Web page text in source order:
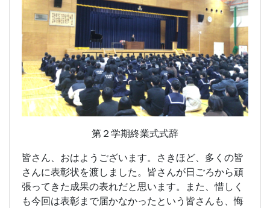
第２学期終業式式辞
皆さん、おはようございます。さきほど、多くの皆
さんに表彰状を渡しました。皆さんが日ごろから頑
張ってきた成果の表れだと思います。また、惜しく
も今回は表彰まで届かなかったという皆さんも、悔